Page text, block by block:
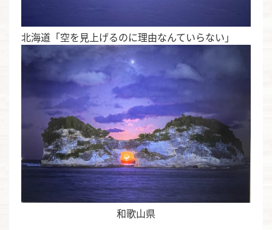
北海道「空を見上げるのに理由なんていらない」
和歌山県